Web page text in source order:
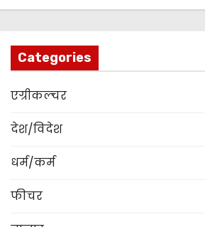
Categories
एग्रीकल्चर
देश/विदेश
धर्म/कर्म
फीचर